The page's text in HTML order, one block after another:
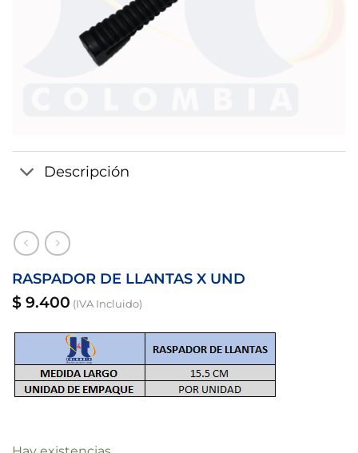
Descripción
RASPADOR DE LLANTAS X UND
$ 9.400 (IVA Incluido)